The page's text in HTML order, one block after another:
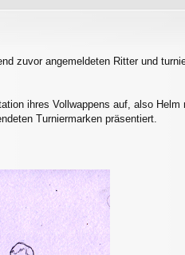
zuvor angemeldeten Ritter und
ihres Vollwappens auf, also
Turniermarken präsentiert.